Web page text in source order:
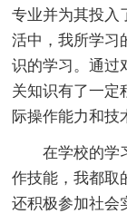
专业并为其投入
活中，我所学习
识的学习。通过
关知识有了一定
际操作能力和技
在学校的学
作技能，我都取
还积极参加社会